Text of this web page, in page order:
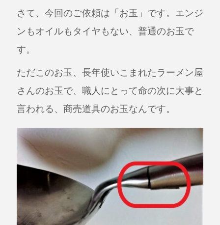
さて、今回のご依頼は「お玉」です。エンジ
ンもオイルもタイヤもない、普通のお玉で
す。
ただこのお玉、長年使いこまれたラーメン屋
さんのお玉で、職人にとって命の次に大事と
言われる、商売道具のお玉なんです。